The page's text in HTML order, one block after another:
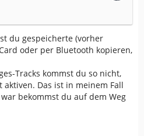
du gespeicherte (vorher
oder per Bluetooth kopieren,
Tracks kommst du so nicht,
Das ist in meinem Fall
bekommst du auf dem Weg